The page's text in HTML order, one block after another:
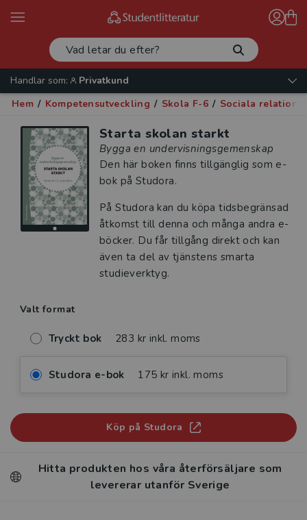
Handlar som:
Privatkund
Hem / Kompetensutveckling / Skola F-6 / Sociala
Starta skolan starkt
Bygga en undervisningsgemenskap
Den här boken finns tillgänglig som e-
bok på Studora.
På Studora kan du köpa tidsbegränsad
åtkomst till denna och många andra e-
böcker. Du får tillgång direkt och kan
även ta del av tjänstens smarta
studieverktyg.
Valt format
Tryckt bok 283 kr inkl. moms
Studora e-bok 175 kr inkl. moms
Köp på Studora
Hitta produkten hos våra återförsäljare som
levererar utanför Sverige